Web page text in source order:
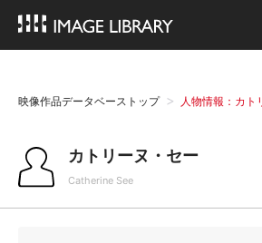
映像作品データベーストップ 人物情報：カト
カトリーヌ・セー
Catherine See